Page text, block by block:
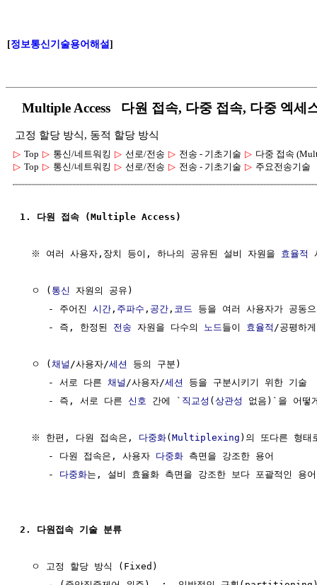
[정보통신기술용어해설]
Multiple Access 다원 접속, 다중 접속, 다중 엑세
고정 할당 방식, 동적 할당 방식
▷ Top ▷ 통신/네트워킹 ▷ 선로/전송 ▷ 전송 - 기초기술 ▷ 다중 접속
▷ Top ▷ 통신/네트워킹 ▷ 선로/전송 ▷ 전송 - 기초기술 ▷ 주요전송기술
1. 다원 접속 (Multiple Access)
  ※ 여러 사용자,장치 등이, 하나의 공유된 설비 자원을
효율적
  ㅇ (
통신
자원의 공유)
     - 주어진
시간 , 주파수 , 공간 , 코드
등을 여러 사용자가 공동
     - 즉, 한정된
전송 자원을 다수의 노드 들이 효율적 /공평하
  ㅇ (
채널 /사용자/세션
등의 구분)
     - 서로 다른
채널 /사용자/세션
등을 구분시키기 위한 기술
     - 즉, 서로 다른
신호 간에 ` 직교성 (상관성 없음)`을 어떻
  ※ 한편, 다원 접속은,
다중화(Multiplexing )의 또다른 형태
     - 다원 접속은, 사용자
다중화 측면을 강조한 용어
     -
다중화는, 설비 효율화 측면을 강조한 보다 포괄적인 용어
2. 다원접속 기술 분류
  ㅇ 고정 할당 방식 (Fixed)